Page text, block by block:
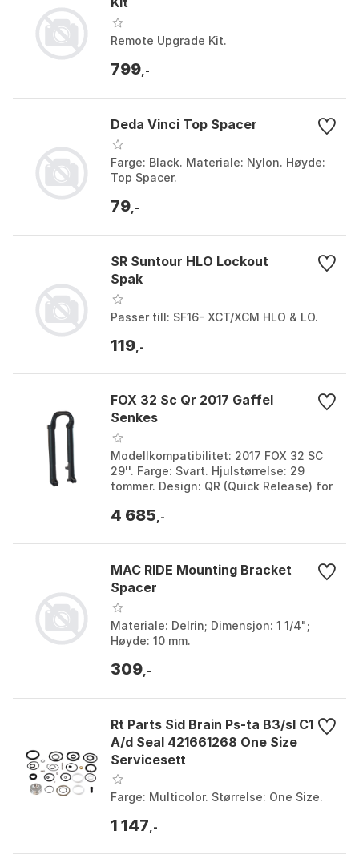
Remote Upgrade Kit.
799 ,-
Deda Vinci Top Spacer
Farge: Black. Materiale: Nylon. Høyde:
Top Spacer.
79 ,-
SR Suntour HLO Lockout
Spak
Passer till: SF16- XCT/XCM HLO & LO.
119 ,-
FOX 32 Sc Qr 2017 Gaffel
Senkes
Modellkompatibilitet: 2017 FOX 32 SC
29''. Farge: Svart. Hjulstørrelse: 29
tommer. Design: QR (Quick Release) for
Størrelse: O...
4 685 ,-
MAC RIDE Mounting Bracket
Spacer
Materiale: Delrin; Dimensjon: 1 1/4";
Høyde: 10 mm.
309 ,-
Rt Parts Sid Brain Ps-ta B3/sl C1
A/d Seal 421661268 One Size
Servicesett
Farge: Multicolor. Størrelse: One Size.
1 147 ,-